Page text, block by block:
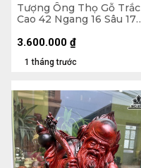
Tượng Ông Thọ Gỗ Trắc
Cao 42 Ngang 16 Sâu 17
1 tháng trước
3.600.000 ₫